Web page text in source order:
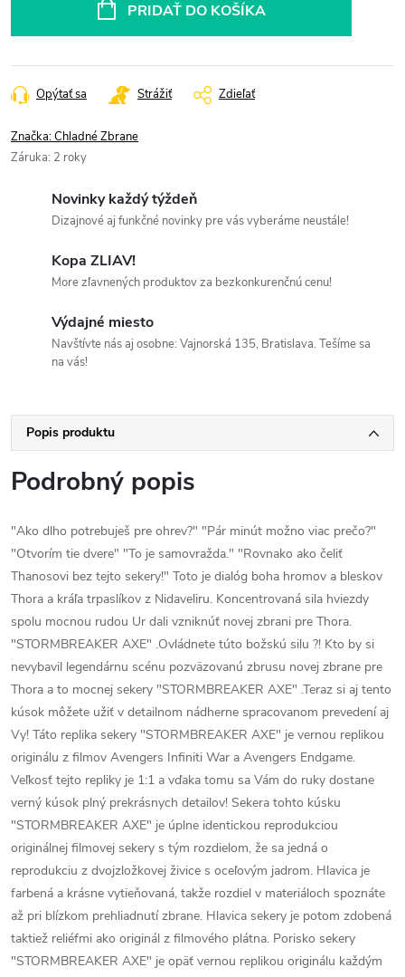
PRIDAŤ DO KOŠÍKA
Opýtať sa Strážiť Zdieľať
Značka:Chladné Zbrane
Záruka: 2 roky
Novinky každý týždeň
Dizajnové aj funkčné novinky pre vás vyberáme neustále!
Kopa ZLIAV!
More zľavnených produktov za bezkonkurenčnú cenu!
Výdajné miesto
Navštívte nás aj osobne: Vajnorská 135, Bratislava. Tešíme sa
na vás!
Popis produktu
Podrobný popis
"Ako dlho potrebuješ pre ohrev?" "Pár minút možno viac prečo?"
"Otvorím tie dvere" "To je samovražda." "Rovnako ako čeliť
Thanosovi bez tejto sekery!" Toto je dialóg boha hromov a bleskov
Thora a kráľa trpaslíkov z Nidaveliru. Koncentrovaná sila hviezdy
spolu mocnou rudou Ur dali vzniknúť novej zbrani pre Thora.
"STORMBREAKER AXE" .Ovládnete túto božskú silu ?! Kto by si
nevybavil legendárnu scénu pozväzovanú zbrusu novej zbrane pre
Thora a to mocnej sekery "STORMBREAKER AXE" .Teraz si aj tento
kúsok môžete užiť v detailnom nádherne spracovanom prevedení aj
Vy! Táto replika sekery "STORMBREAKER AXE" je vernou replikou
originálu z filmov Avengers Infiniti War a Avengers Endgame.
Veľkosť tejto repliky je 1:1 a vďaka tomu sa Vám do ruky dostane
verný kúsok plný prekrásnych detailov! Sekera tohto kúsku
"STORMBREAKER AXE" je úplne identickou reprodukciou
originálnej filmovej sekery s tým rozdielom, že sa jedná o
reprodukciu z dvojzložkovej živice s oceľovým jadrom. Hlavica je
farbená a krásne vytieňovaná, takže rozdiel v materiáloch spoznáte
až pri blízkom prehliadnutí zbrane. Hlavica sekery je potom zdobená
taktiež reliéfmi ako originál z filmového plátna. Porisko sekery
"STORMBREAKER AXE" je opäť vernou replikou originálu každým